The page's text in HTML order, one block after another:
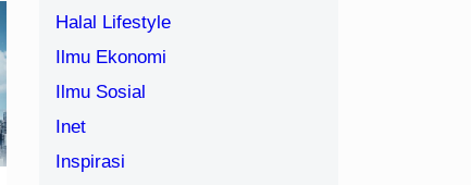
Halal Lifestyle
Ilmu Ekonomi
Ilmu Sosial
Inet
Inspirasi